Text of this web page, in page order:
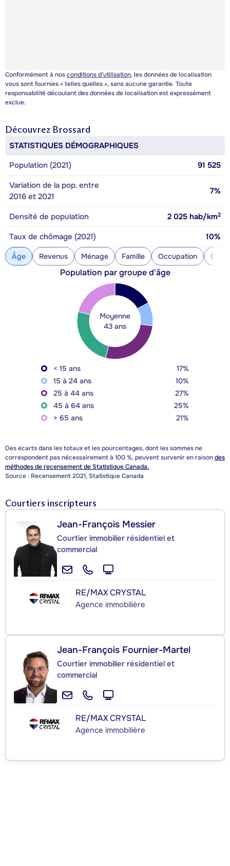
Conformément à nosconditions d’utilisation, les données de localisation
vous sont fournies « telles quelles », sans aucune garantie. Toute
responsabilité découlant des données de localisation est expressément
exclue.
Découvrez Brossard
STATISTIQUES DÉMOGRAPHIQUES
Population (2021)
91 525
Variation de la pop. entre
2016 et 2021
7%
Densité de population 2 025 hab/km2
Taux de chômage (2021) 10%
Âge Revenus Ménage Famille Occupation
Population par groupe d'âge
Moyenne
43 ans
< 15 ans
17%
15 à 24 ans
10%
25 à 44 ans
27%
45 à 64 ans
25%
> 65 ans
21%
Des écarts dans les totaux et les pourcentages, dont les sommes ne
correspondent pas nécessairement à 100 %, peuvent survenir en raisondes
méthodes de recensement de Statistique Canada.
Source : Recensement 2021, Statistique Canada
Courtiers inscripteurs
Jean-François Messier
Courtier immobilier résidentiel et
commercial
RE/MAX CRYSTAL
Agence immobilière
Jean-François Fournier-Martel
Courtier immobilier résidentiel et
commercial
RE/MAX CRYSTAL
Agence immobilière